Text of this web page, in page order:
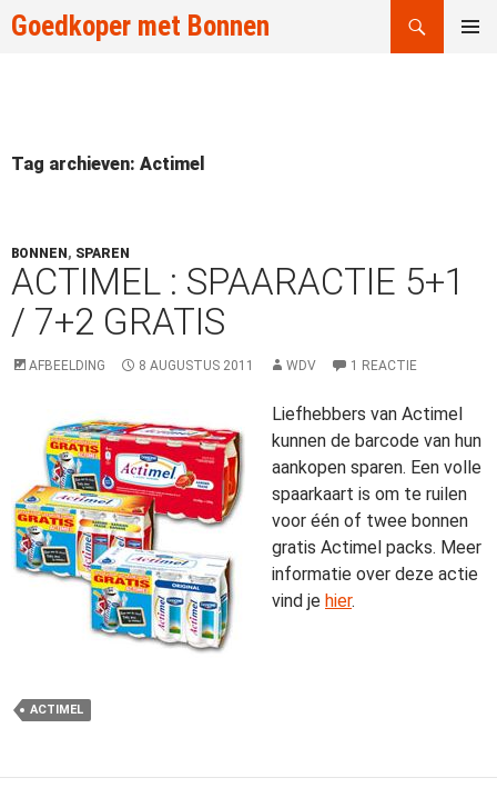
Goedkoper met Bonnen
Zoeken
Tag archieven: Actimel
BONNEN , SPAREN
ACTIMEL : SPAARACTIE 5+1
/ 7+2 GRATIS
AFBEELDING 8 AUGUSTUS 2011 WDV 1 REACTIE
Liefhebbers van Actimel
kunnen de barcode van hun
aankopen sparen. Een volle
spaarkaart is om te ruilen
voor één of twee bonnen
gratis Actimel packs. Meer
informatie over deze actie
vind je hier.
ACTIMEL